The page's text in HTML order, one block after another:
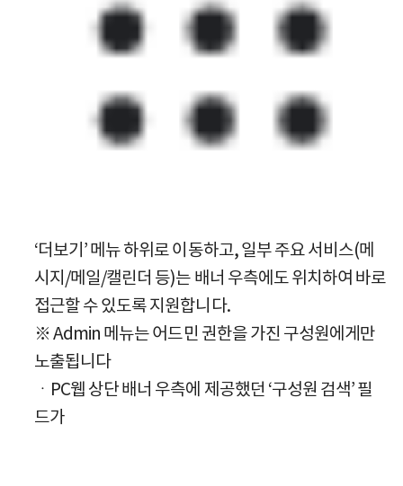
‘더보기’ 메뉴 하위로 이동하고, 일부 주요 서비스(메
시지/메일/캘린더 등)는 배너 우측에도 위치하여 바로
접근할 수 있도록 지원합니다.
※ Admin 메뉴는 어드민 권한을 가진 구성원에게만
노출됩니다
ㆍPC웹 상단 배너 우측에 제공했던 ‘구성원 검색’ 필
드가